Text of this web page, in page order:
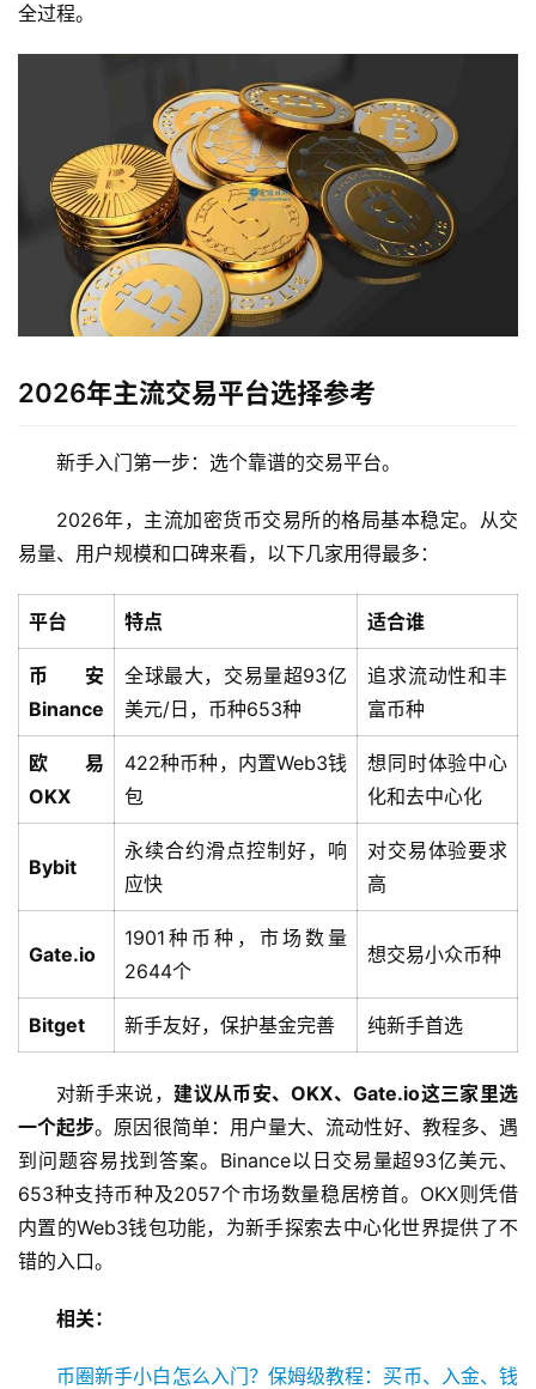
全过程。
2026年主流交易平台选择参考
新手入门第一步：选个靠谱的交易平台。
2026年，主流加密货币交易所的格局基本稳定。从交
易量、用户规模和口碑来看，以下几家用得最多：
平台 特点 适合谁
币安
Binance
全球最大，交易量超93亿
美元/日，币种653种
追求流动性和丰
富币种
欧易
OKX
422种币种，内置Web3钱
包
想同时体验中心
化和去中心化
Bybit
永续合约滑点控制好，响
应快
对交易体验要求
高
Gate.io
1901种币种，市场数量
2644个
想交易小众币种
Bitget 新手友好，保护基金完善 纯新手首选
对新手来说，建议从币安、OKX、Gate.io这三家里选
一个起步。原因很简单：用户量大、流动性好、教程多、遇
到问题容易找到答案。Binance以日交易量超93亿美元、
653种支持币种及2057个市场数量稳居榜首。OKX则凭借
内置的Web3钱包功能，为新手探索去中心化世界提供了不
错的入口。
相关：
币圈新手小白怎么入门？保姆级教程：买币、入金、钱